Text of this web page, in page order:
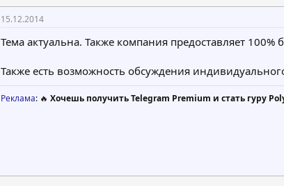
15.12.2014
Тема актуальна. Также компания предоставляет 100%
Также есть возможность обсуждения
Реклама: 🔥 Хочешь получить Telegram Premium и стать гуру